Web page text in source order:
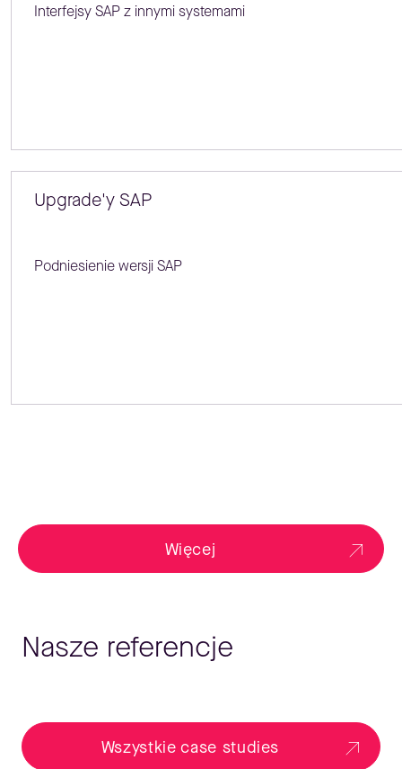
Interfejsy SAP z innymi systemami
Upgrade'y SAP
Podniesienie wersji SAP
Więcej
Nasze referencje
Wszystkie case studies